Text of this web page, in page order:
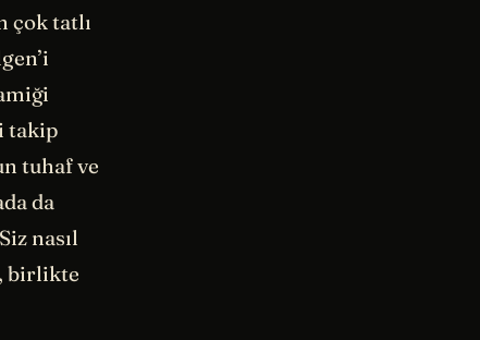
çok tatlı
takip
tuhaf ve
da
nasıl
birlikte